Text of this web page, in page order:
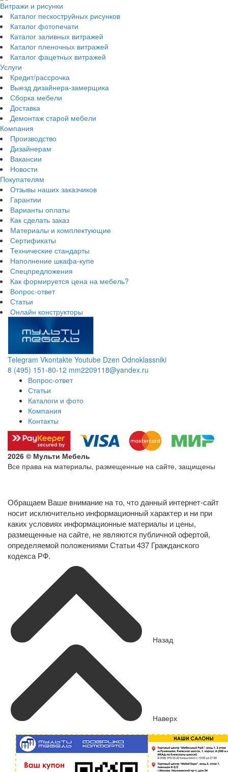
Витражи и рисунки
Каталог пескоструйных рисунков
Каталог фотопечати
Каталог заливных витражей
Каталог пленочных витражей
Каталог фацетных витражей
Услуги
Кредит/рассрочка
Выезд дизайнера-замерщика
Сборка мебели
Доставка
Демонтаж старой мебели
Компания
Производство
Дизайнерам
Вакансии
Новости
Покупателям
Отзывы наших заказчиков
Гарантии
Варианты оплаты
Как сделать заказ
Материалы и комплектующие
Сертификаты
Технические стандарты
Наполнение шкафа-купе
Спецпредложения
Как формируется цена на мебель?
Вопрос-ответ
Статьи
Онлайн конструкторы
Telegram Vkontakte Youtube Dzen Odnoklassniki
8 (495) 151-80-12 mm2209118@yandex.ru
Вопрос-ответ
Статьи
Каталоги и фото
Компания
Контакты
2026 © Мульти Мебель
Все права на материалы, размещенные на сайте, защищены
Обращаем Ваше внимание на то, что данный интернет-сайт
носит исключительно информационный характер и ни при
каких условиях информационные материалы и цены,
размещенные на сайте, не являются публичной офертой,
определяемой положениями Статьи 437 Гражданского
кодекса РФ.
Назад
Наверх